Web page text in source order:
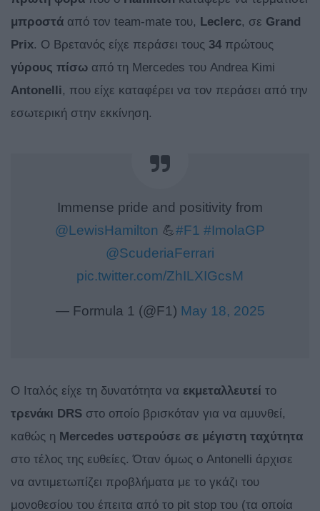
μπροστά από τον team-mate του, Leclerc, σε Grand
Prix. Ο Βρετανός είχε περάσει τους 34 πρώτους
γύρους πίσω από τη Mercedes του Andrea Kimi
Antonelli, που είχε καταφέρει να τον περάσει από την
εσωτερική στην εκκίνηση.
Immense pride and positivity from
@LewisHamilton 💪#F1 #ImolaGP
@ScuderiaFerrari
pic.twitter.com/ZhILXIGcsM
— Formula 1 (@F1) May 18, 2025
Ο Ιταλός είχε τη δυνατότητα να εκμεταλλευτεί το
τρενάκι DRS στο οποίο βρισκόταν για να αμυνθεί,
καθώς η Mercedes υστερούσε σε μέγιστη ταχύτητα
στο τέλος της ευθείες. Όταν όμως ο Antonelli άρχισε
να αντιμετωπίζει προβλήματα με το γκάζι του
μονοθεσίου του έπειτα από το pit stop του (τα οποία